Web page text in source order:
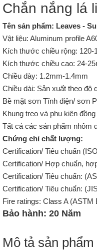
Chắn nắng lá
Tên sản phẩm: Leaves -
Vật liệu: Aluminum profile
Kích thước chiều rộng: 120-
Kích thước chiều cao: 24-
Chiều dày: 1.2mm-1.4mm
Chiều dài: Sản xuất theo độ
Bề mặt sơn Tĩnh điện/ sơn
Khung treo và phụ kiện đồng
Tất cả các sản phẩm nhôm
Chứng chỉ chất lượng:
Certification/ Tiêu chuẩn
Certification/ Hợp chuẩn,
Certification/ Tiêu chuẩn:
Certification/ Tiêu chuẩn:
Fire ratings: Class A (ASTM
Bảo hành: 20 Năm
Mô tả sản phẩm